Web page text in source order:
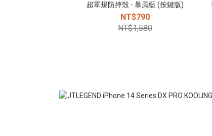
超軍規防摔殼 - 暴風藍 (按鍵版)
NT$790
NT$1,580